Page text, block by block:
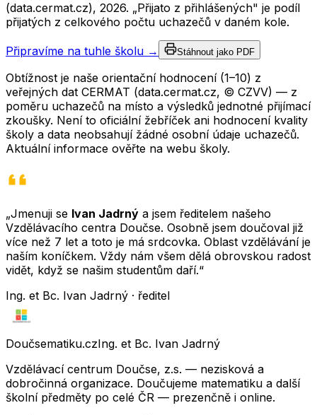
(data.cermat.cz), 2026. „Přijato z přihlášených" je podíl
přijatých z celkového počtu uchazečů v daném kole.
Připravíme na tuhle školu → Stáhnout jako PDF
Obtížnost je naše orientační hodnocení (1–10) z
veřejných dat CERMAT (data.cermat.cz, © CZVV) — z
poměru uchazečů na místo a výsledků jednotné přijímací
zkoušky. Není to oficiální žebříček ani hodnocení kvality
školy a data neobsahují žádné osobní údaje uchazečů.
Aktuální informace ověřte na webu školy.
„Jmenuji se Ivan Jadrný a jsem ředitelem našeho
Vzdělávacího centra Doučse. Osobně jsem doučoval již
více než 7 let a toto je má srdcovka. Oblast vzdělávání je
naším koníčkem. Vždy nám všem dělá obrovskou radost
vidět, když se našim studentům daří.“
Ing. et Bc. Ivan Jadrný · ředitel
Doučsematiku.czIng. et Bc. Ivan Jadrný
Vzdělávací centrum Doučse, z.s. — nezisková a
dobročinná organizace. Doučujeme matematiku a další
školní předměty po celé ČR — prezenčně i online.